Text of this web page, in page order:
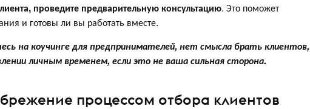
проведите предварительную консультацию. Это поможет
и готовы ли вы работать вместе.
на коучинге для предпринимателей, нет смысла брать клиентов,
личным временем, если это не ваша сильная сторона.
процессом отбора клиентов